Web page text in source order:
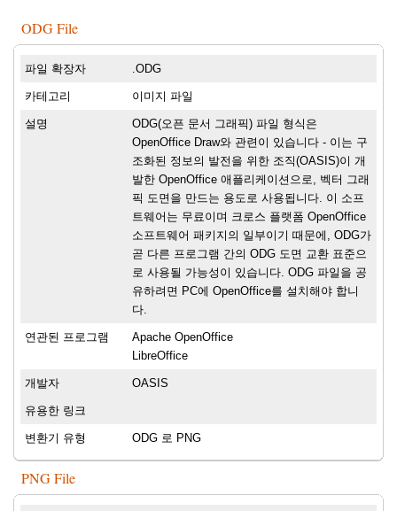
ODG File
파일 확장자 .ODG
카테고리 이미지 파일
설명
ODG(오픈 문서 그래픽) 파일 형식은
OpenOffice Draw와 관련이 있습니다 - 이는 구
조화된 정보의 발전을 위한 조직(OASIS)이 개
발한 OpenOffice 애플리케이션으로, 벡터 그래
픽 도면을 만드는 용도로 사용됩니다. 이 소프
트웨어는 무료이며 크로스 플랫폼 OpenOffice
소프트웨어 패키지의 일부이기 때문에, ODG가
곧 다른 프로그램 간의 ODG 도면 교환 표준으
로 사용될 가능성이 있습니다. ODG 파일을 공
유하려면 PC에 OpenOffice를 설치해야 합니
다.
연관된 프로그램
Apache OpenOffice
LibreOffice
개발자 OASIS
유용한 링크
변환기 유형 ODG 로 PNG
PNG File